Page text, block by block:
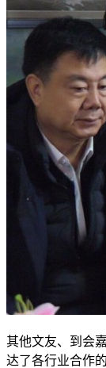
其他文友、到会
达了各行业合作的